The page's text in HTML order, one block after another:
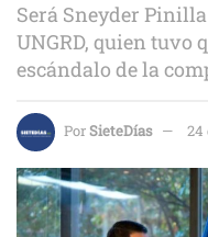
Será Sneyder
UNGRD, quien tuvo
escándalo de la
PorSieteDías 24